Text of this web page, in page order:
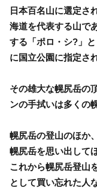
日本百名山に選定さ
海道を代表する山で
する「ポロ・シ?」
に国立公園に指定さ
その雄大な幌尻岳の
ンの手拭いは多くの
幌尻岳の登山のほか
幌尻岳を思い出して
これから幌尻岳登山
として買い忘れた人